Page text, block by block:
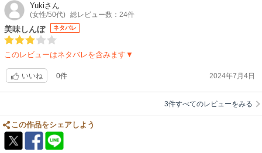
Yukiさん
(女性/50代) 総レビュー数：24件
美味しんぼ ネタバレ
このレビューはネタバレを含みます▼
いいね 0件 2024年7月4日
3件すべてのレビューをみる
この作品をシェアしよう